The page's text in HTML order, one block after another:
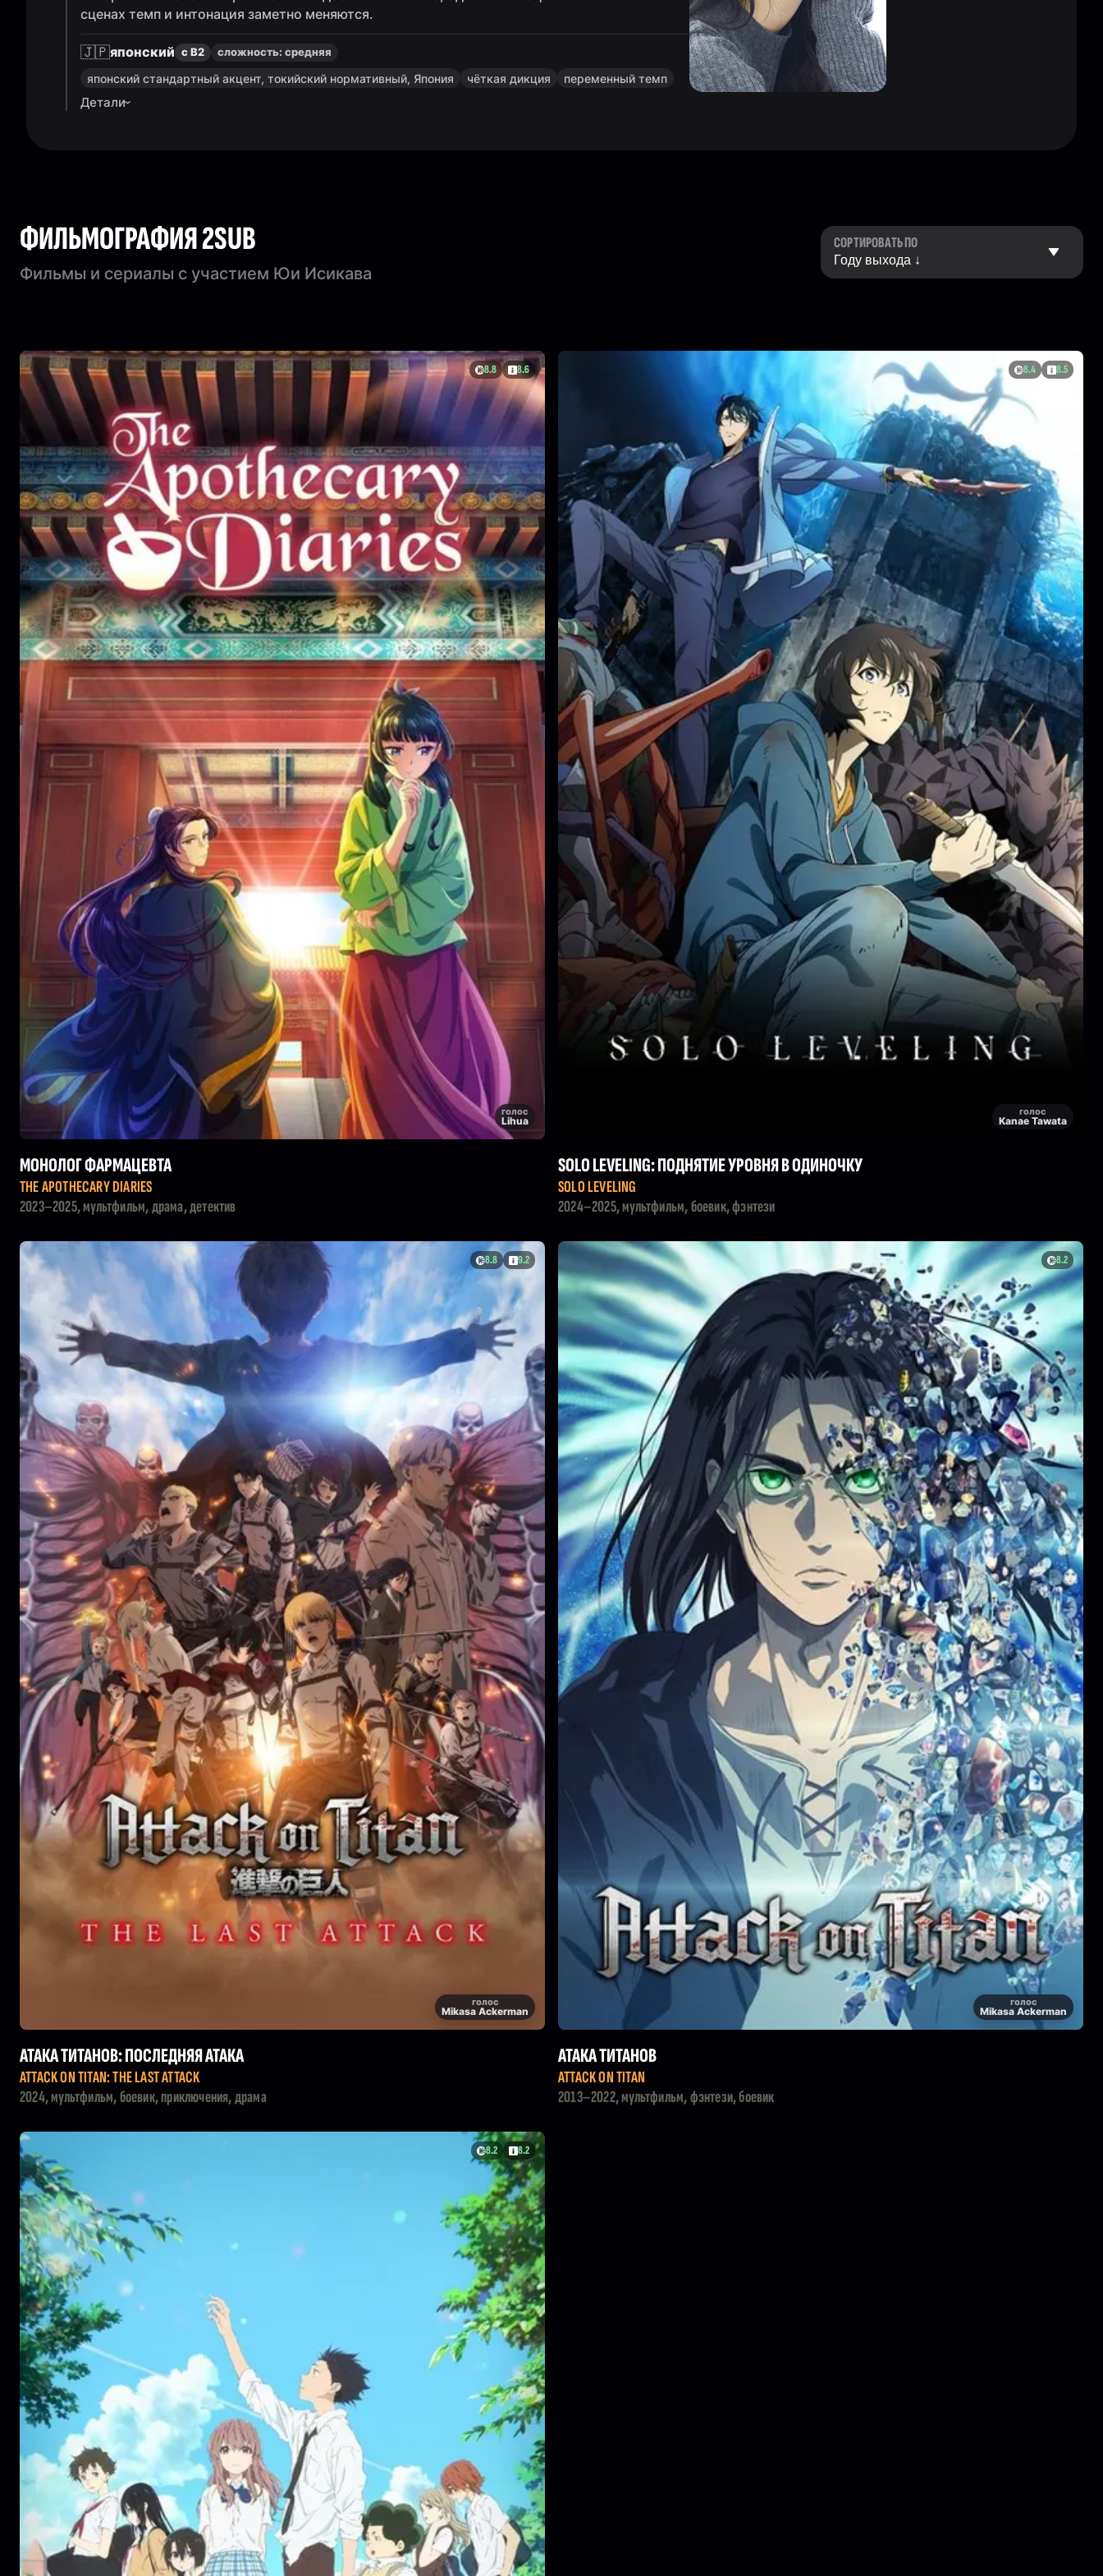
сценах темп и интонация заметно меняются.
🇯🇵японский с B2 сложность: средняя
японский стандартный акцент, токийский нормативный, Япония чёткая дикция переменный темп
Детали
ФИЛЬМОГРАФИЯ 2SUB
Фильмы и сериалы с участием Юи Исикава
СОРТИРОВАТЬ ПО
8.8 8.6
голос
Lihua
МОНОЛОГ ФАРМАЦЕВТА
THE APOTHECARY DIARIES
2023–2025, мультфильм, драма, детектив
8.4 8.5
голос
Kanae Tawata
SOLO LEVELING: ПОДНЯТИЕ УРОВНЯ В ОДИНОЧКУ
SOLO LEVELING
2024–2025, мультфильм, боевик, фэнтези
8.8 9.2
голос
Mikasa Ackerman
АТАКА ТИТАНОВ: ПОСЛЕДНЯЯ АТАКА
ATTACK ON TITAN: THE LAST ATTACK
2024, мультфильм, боевик, приключения, драма
8.2
голос
Mikasa Ackerman
АТАКА ТИТАНОВ
ATTACK ON TITAN
2013–2022, мультфильм, фэнтези, боевик
8.2 8.2